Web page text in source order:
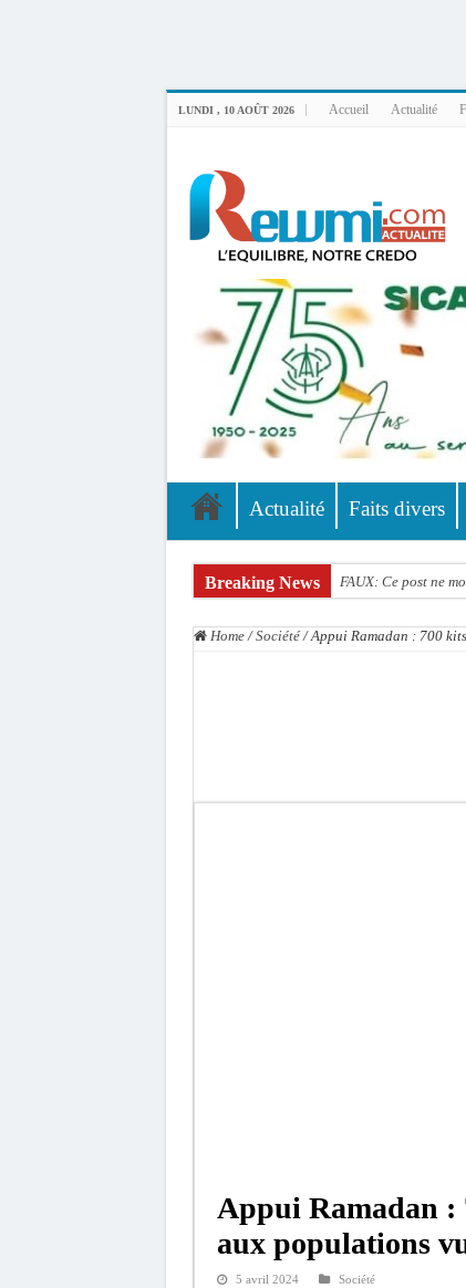
LUNDI , 10 AOÛT 2026 Accueil Actualité
Actualité Faits divers
Breaking News FAUX: Ce post ne
Home / Société / Appui Ramadan : 700
Appui Ramadan :
aux populations
5 avril 2024 Société